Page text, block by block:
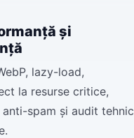
și
lazy-load,
la resurse critice,
spam și audit tehnic